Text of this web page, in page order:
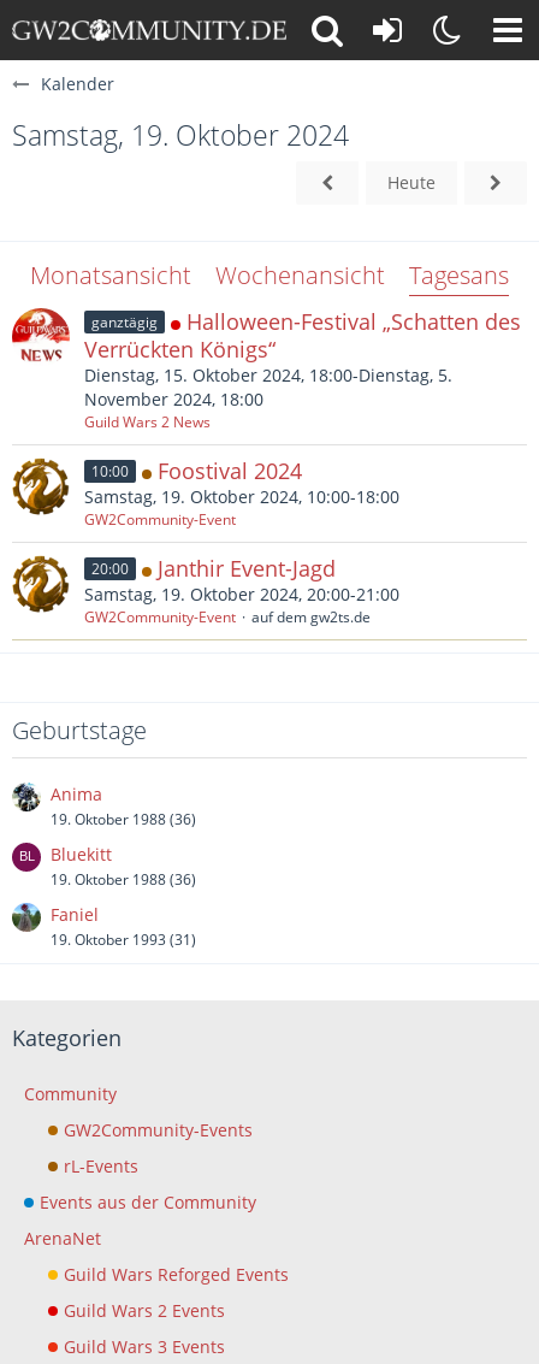
Kalender
Samstag, 19. Oktober 2024
Heute
Monatsansicht Wochenansicht
ganztägig
Halloween-Festival „Schatten des
Verrückten Königs“
Dienstag, 15. Oktober 2024, 18:00-Dienstag, 5.
November 2024, 18:00
Guild Wars 2 News
10:00 Foostival 2024
Samstag, 19. Oktober 2024, 10:00-18:00
GW2Community-Event
20:00 Janthir Event-Jagd
Samstag, 19. Oktober 2024, 20:00-21:00
GW2Community-Event auf dem gw2ts.de
Geburtstage
Anima
19. Oktober 1988 (36)
Bluekitt
19. Oktober 1988 (36)
Faniel
19. Oktober 1993 (31)
Kategorien
Community
GW2Community-Events
rL-Events
Events aus der Community
ArenaNet
Guild Wars Reforged Events
Guild Wars 2 Events
Guild Wars 3 Events